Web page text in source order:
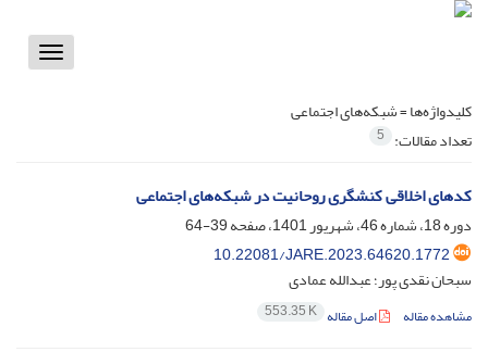
Toggle
کلیدواژه‌ها =شبکه‌های اجتماعی
تعداد مقالات: 5
کدهای اخلاقی کنشگری روحانیت در شبکه‌های اجتماعی
دوره 18، شماره 46، شهریور 1401، صفحه
39-64
10.22081/JARE.2023.64620.1772
سبحان نقدی پور؛ عبدالله عمادی
مشاهده مقاله اصل مقاله 553.35 K